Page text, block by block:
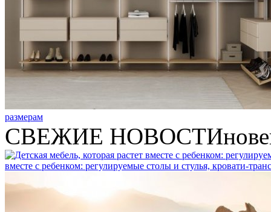
размерам
СВЕЖИЕ НОВОСТИ
вместе с ребенком: регулируемые столы и стулья, кровати-